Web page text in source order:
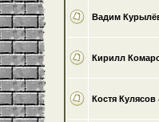
Вадим
Кирилл
Костя